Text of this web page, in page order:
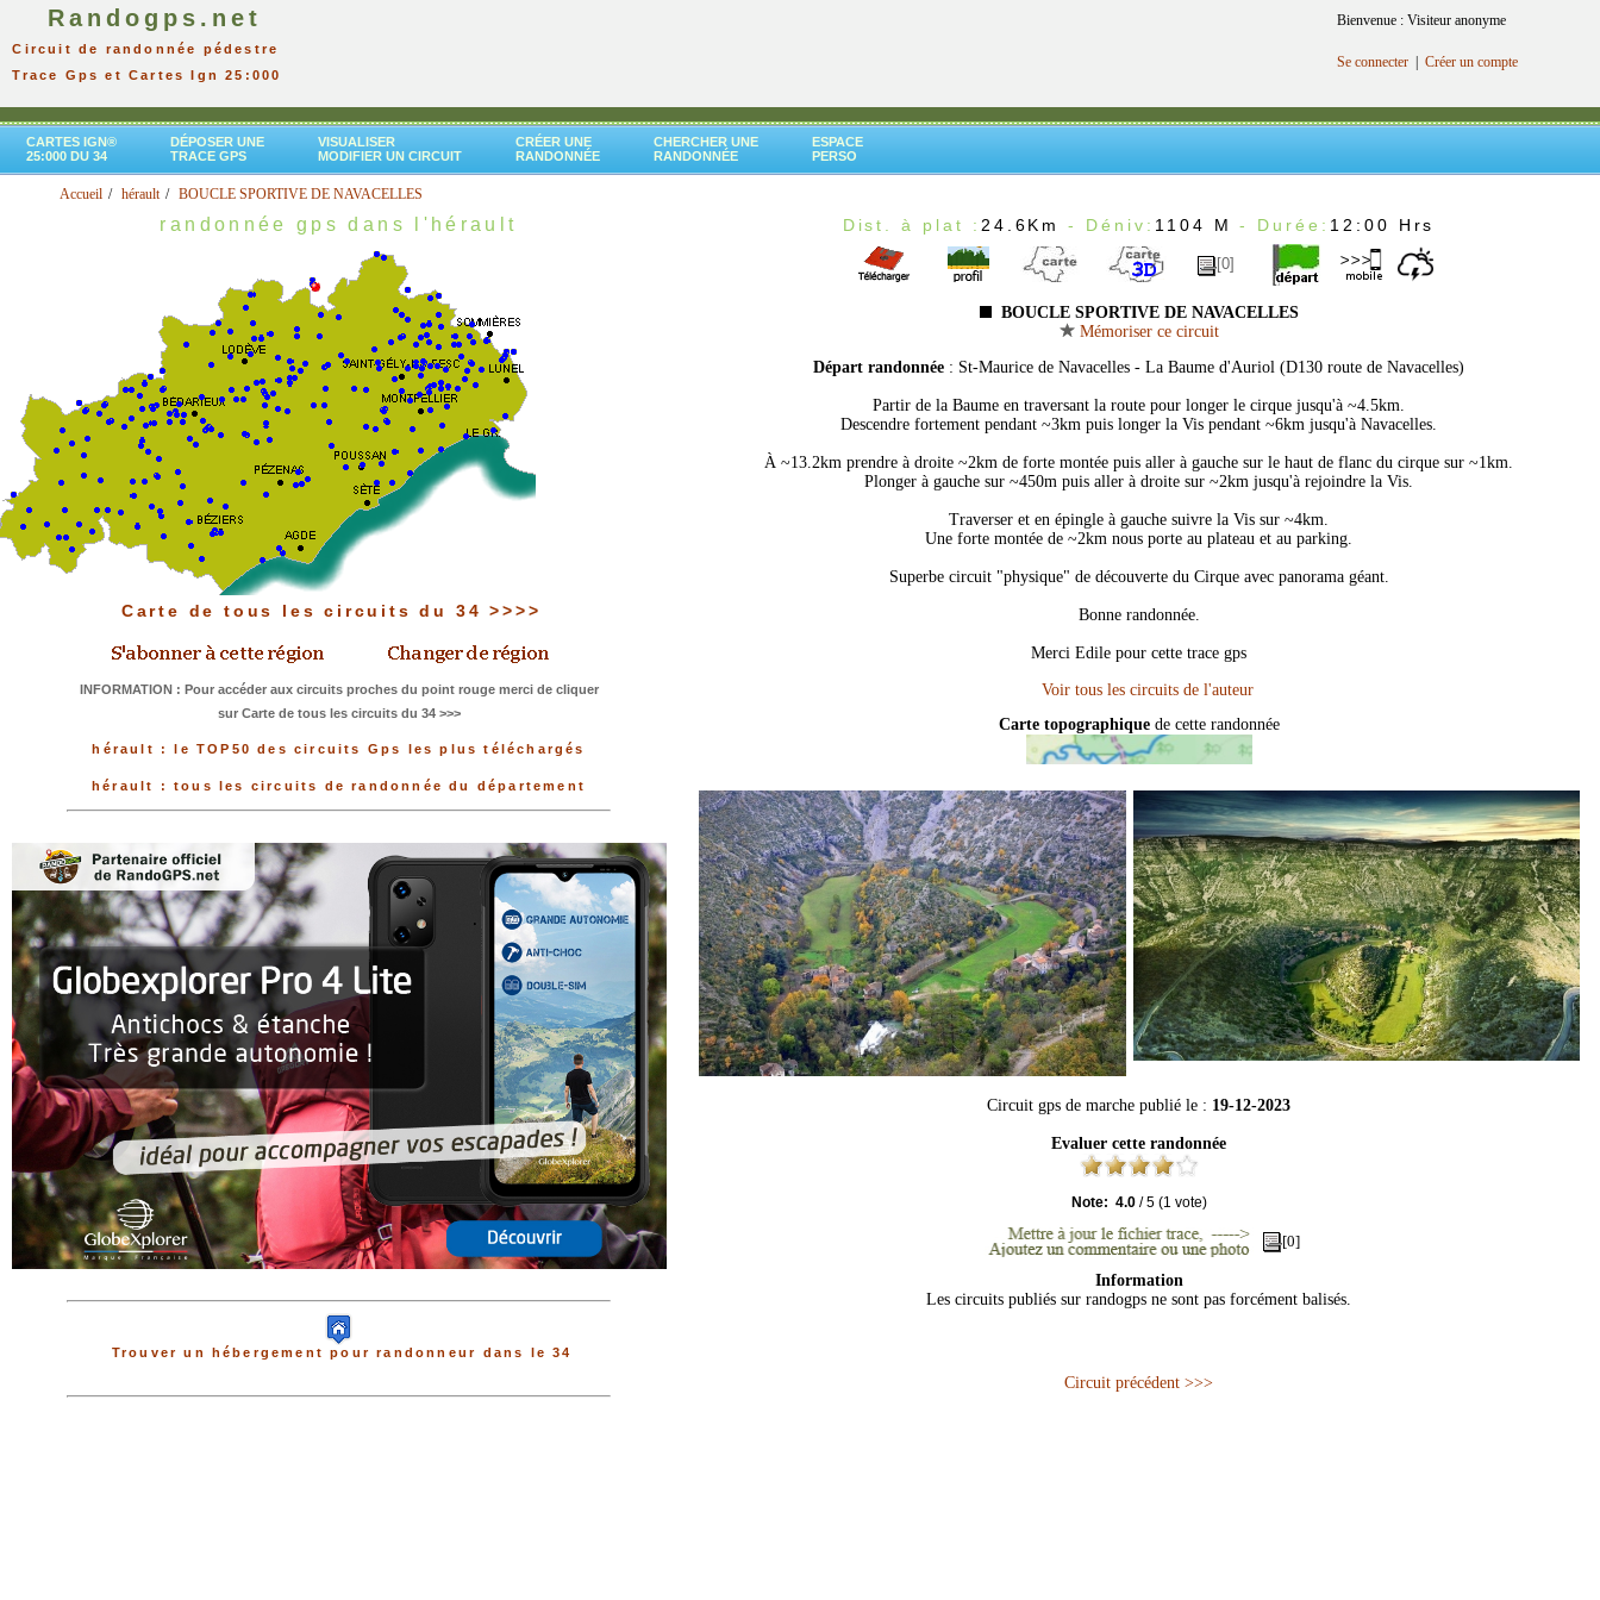
Randogps.net
Circuit de randonnée pédestre
Trace Gps et Cartes Ign 25:000
Bienvenue : Visiteur anonyme
Se connecter Créer un compte
CARTES IGN®
25:000 DU 34
DÉPOSER UNE
TRACE GPS
VISUALISER
MODIFIER UN CIRCUIT
CRÉER UNE
RANDONNÉE
CHERCHER UNE
RANDONNÉE
ESPACE
PERSO
Accueil hérault BOUCLE SPORTIVE DE NAVACELLES
randonnée gps dans l'hérault
Carte de tous les circuits du 34 >>>>
INFORMATION : Pour accéder aux circuits proches du point rouge merci de cliquer
sur Carte de tous les circuits du 34 >>>
hérault : le TOP50 des circuits Gps les plus téléchargés
hérault : tous les circuits de randonnée du département
Trouver un hébergement pour randonneur dans le 34
Dist. à plat : 24.6Km - Déniv: 1104 M- Durée: 12:00 Hrs
[0]
BOUCLE SPORTIVE DE NAVACELLES
Mémoriser ce circuit
Départ randonnée : St-Maurice de Navacelles - La Baume d'Auriol (D130 route de Navacelles)
Partir de la Baume en traversant la route pour longer le cirque jusqu'à ~4.5km.
Descendre fortement pendant ~3km puis longer la Vis pendant ~6km jusqu'à Navacelles.
À ~13.2km prendre à droite ~2km de forte montée puis aller à gauche sur le haut de flanc du cirque sur ~1km.
Plonger à gauche sur ~450m puis aller à droite sur ~2km jusqu'à rejoindre la Vis.
Traverser et en épingle à gauche suivre la Vis sur ~4km.
Une forte montée de ~2km nous porte au plateau et au parking.
Superbe circuit "physique" de découverte du Cirque avec panorama géant.
Bonne randonnée.
Merci Edile pour cette trace gps
Carte topographique de cette randonnée
Circuit gps de marche publié le : 19-12-2023
Evaluer cette randonnée
Note: 4.0/5(1 vote)
[0]
Information
Les circuits publiés sur randogps ne sont pas forcément balisés.
Circuit précédent >>>